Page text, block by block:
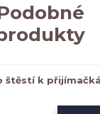
štěstí k